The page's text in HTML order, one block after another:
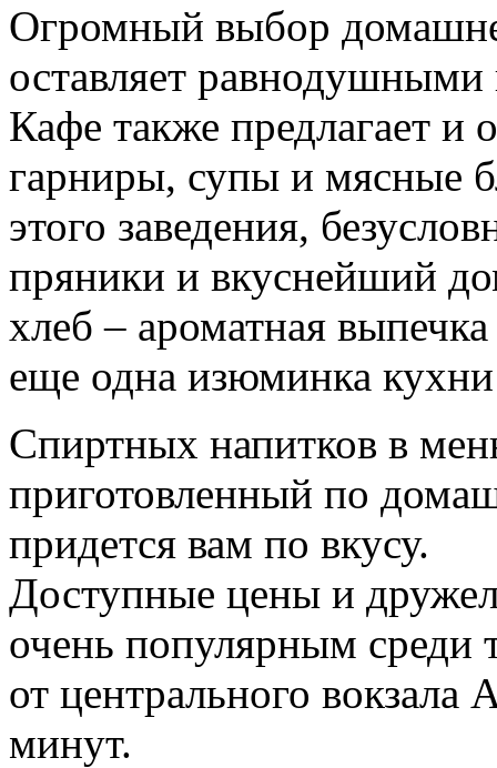
Огромный выбор
оставляет равнодушными
Кафе также предлагает и
гарниры, супы и мясные
этого заведения,
пряники и вкуснейший
хлеб – ароматная
еще одна изюминка
Спиртных напитков в
приготовленный по
придется вам по вкусу.
Доступные цены и
очень популярным среди
от центрального
минут.